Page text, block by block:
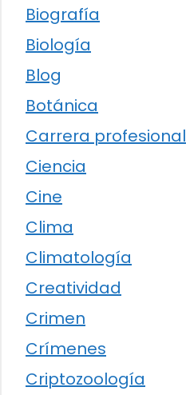
Biografía
Biología
Blog
Botánica
Carrera profesional
Ciencia
Cine
Clima
Climatología
Creatividad
Crimen
Crímenes
Criptozoología